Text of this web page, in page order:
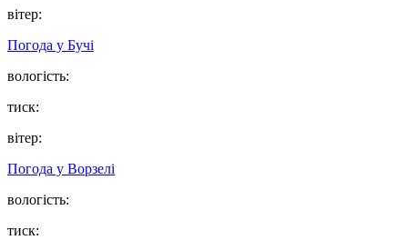
вітер:
Погода у Бучі
вологість:
тиск:
вітер:
Погода у Ворзелі
вологість:
тиск: